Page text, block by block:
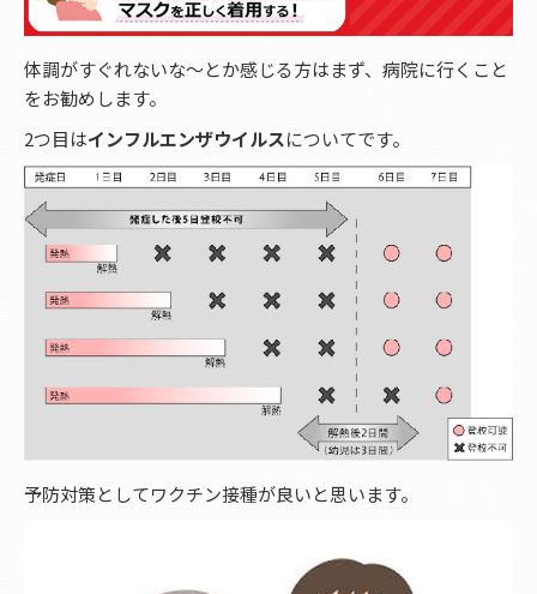
体調がすぐれないな～とか感じる方はまず、病院に行くこと
をお勧めします。
2つ目はインフルエンザウイルスについてです。
予防対策としてワクチン接種が良いと思います。